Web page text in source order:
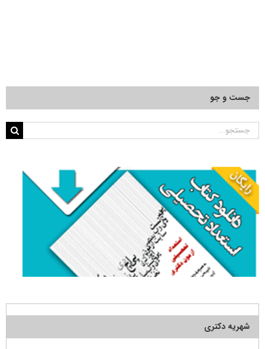
جست و جو
جستجو
شهریه دکتری